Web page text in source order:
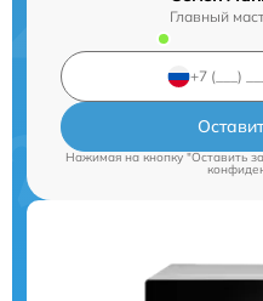
Главный
Нажимая на кнопку "Оставить